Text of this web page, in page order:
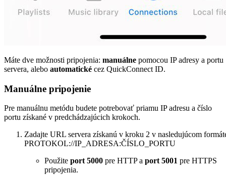
Máte dve možnosti pripojenia: manuálne pomocou IP adresy a portu
servera, alebo automatické cez QuickConnect ID.
Manuálne pripojenie
Pre manuálnu metódu budete potrebovať priamu IP adresu a číslo
portu získané v predchádzajúcich krokoch.
Zadajte URL servera získanú v kroku 2 v nasledujúcom
PROTOKOL://IP_ADRESA:ČÍSLO_PORTU
Použite port 5000 pre HTTP a port 5001 pre HTTPS
pripojenia.